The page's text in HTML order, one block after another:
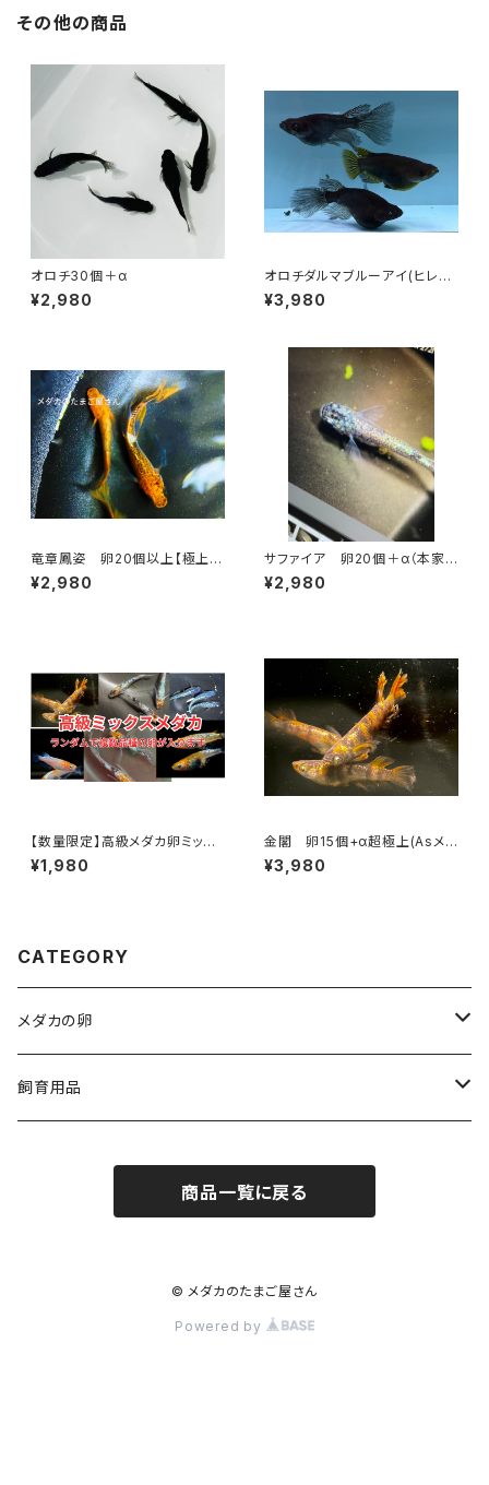
その他の商品
オロチ30個＋α
¥2,980
オロチダルマブルーアイ(ヒレ長
血統) 卵20個以上
¥3,980
竜章鳳姿 卵20個以上【極上種
親使用】
¥2,980
サファイア 卵20個＋α（本家
静楽庵血統）
¥2,980
【数量限定】高級メダカ卵ミック
ス20個以上（ランダムで複数品
種の卵を一つのパックでお届け）
¥1,980
金閣 卵15個+α超極上(Asメダ
カ様直系)
¥3,980
CATEGORY
メダカの卵
人気品種
飼育用品
medaka-goods
商品一覧に戻る
© メダカのたまご屋さん
Powered by